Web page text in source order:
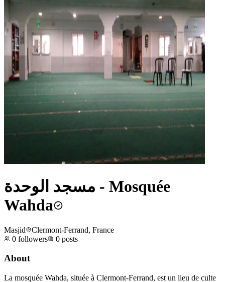
مسجد الوحدة - Mosquée
Wahda
Masjid
Clermont-Ferrand, France
0 followers 0 posts
About
La mosquée Wahda, située à Clermont-Ferrand, est un lieu de culte